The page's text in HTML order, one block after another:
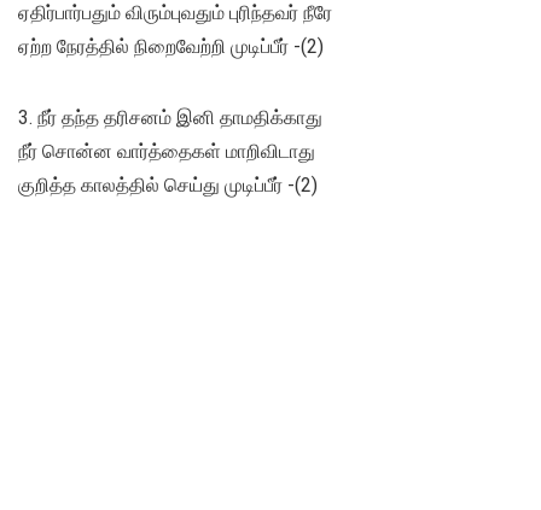
ஏதிர்பார்பதும் விரும்புவதும் புரிந்தவர் நீரே
ஏற்ற நேரத்தில் நிறைவேற்றி முடிப்பீர் -(2)
3. நீர் தந்த தரிசனம் இனி தாமதிக்காது
நீர் சொன்ன வார்த்தைகள் மாறிவிடாது
குறித்த காலத்தில் செய்து முடிப்பீர் -(2)